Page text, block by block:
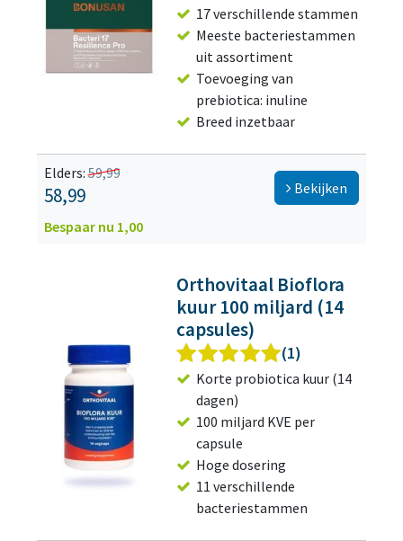
17 verschillende stammen
Meeste bacteriestammen
uit assortiment
Toevoeging van
prebiotica: inuline
Breed inzetbaar
Elders:59,99
58,99
Bespaar nu 1,00
Bekijken
Orthovitaal Bioflora
kuur 100 miljard (14
capsules)
(1)
Korte probiotica kuur (14
dagen)
100 miljard KVE per
capsule
Hoge dosering
11 verschillende
bacteriestammen